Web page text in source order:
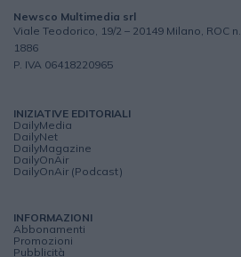
Newsco Multimedia srl
Viale Teodorico, 19/2 – 20149 Milano, ROC n.
1886
P. IVA 06418220965
INIZIATIVE EDITORIALI
DailyMedia
DailyNet
DailyMagazine
DailyOnAir
DailyOnAir (Podcast)
INFORMAZIONI
Abbonamenti
Promozioni
Pubblicità